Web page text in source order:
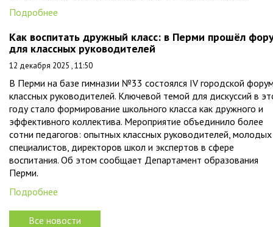
Подробнее
Как воспитать дружный класс: в Перми прошёл
для классных руководителей
12 декабря 2025 , 11:50
В Перми на базе гимназии №33 состоялся IV городской
классных руководителей. Ключевой темой для дискуссий в
году стало формирование школьного класса как дружного и
эффективного коллектива. Мероприятие объединило более
сотни педагогов: опытных классных руководителей, молодых
специалистов, директоров школ и экспертов в сфере
воспитания. Об этом сообщает Департамент образования
Перми.
Подробнее
Все новости